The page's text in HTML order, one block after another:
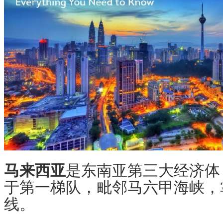
马来西亚是东南亚第三大经济
于第一梯队，毗邻马六甲海峡
线。